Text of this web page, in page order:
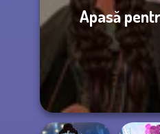
Apasă